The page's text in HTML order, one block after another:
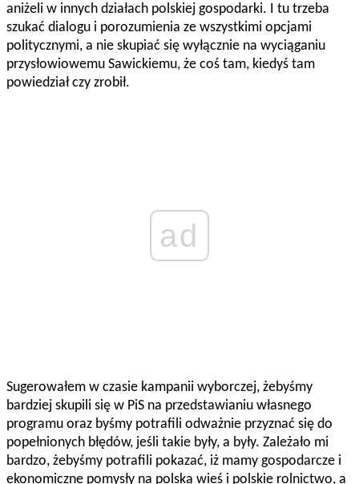
aniżeli w innych działach polskiej gospodarki. I tu trzeba
szukać dialogu i porozumienia ze wszystkimi opcjami
politycznymi, a nie skupiać się wyłącznie na wyciąganiu
przysłowiowemu Sawickiemu, że coś tam, kiedyś tam
powiedział czy zrobił.
ad
Sugerowałem w czasie kampanii wyborczej, żebyśmy
bardziej skupili się w PiS na przedstawianiu własnego
programu oraz byśmy potrafili odważnie przyznać się do
popełnionych błędów, jeśli takie były, a były. Zależało mi
bardzo, żebyśmy potrafili pokazać, iż mamy gospodarcze i
ekonomiczne pomysły na polską wieś i polskie rolnictwo, a